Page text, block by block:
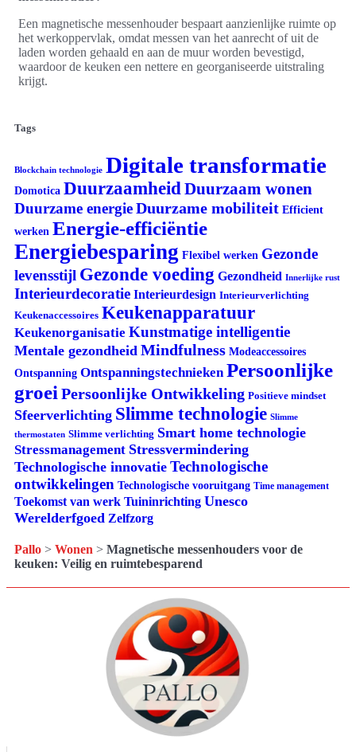
Een magnetische messenhouder bespaart aanzienlijke ruimte op
het werkoppervlak, omdat messen van het aanrecht of uit de
laden worden gehaald en aan de muur worden bevestigd,
waardoor de keuken een nettere en georganiseerde uitstraling
krijgt.
Tags
Blockchain technologie Digitale transformatie
Domotica Duurzaamheid Duurzaam wonen
Duurzame energieDuurzame mobiliteit Efficient
werken Energie-efficiëntie
Energiebesparing Flexibel werken Gezonde
levensstijl Gezonde voeding Gezondheid Innerlijke rust
Interieurdecoratie Interieurdesign Interieurverlichting
Keukenaccessoires Keukenapparatuur
Keukenorganisatie Kunstmatige intelligentie
Mentale gezondheid Mindfulness Modeaccessoires
Ontspanning Ontspanningstechnieken Persoonlijke
groei Persoonlijke Ontwikkeling Positieve mindset
Sfeerverlichting Slimme technologie Slimme
thermostaten Slimme verlichting Smart home technologie
Stressmanagement Stressvermindering
Technologische innovatie Technologische
ontwikkelingen Technologische vooruitgang Time management
Toekomst van werk Tuininrichting Unesco
Werelderfgoed Zelfzorg
Pallo > Wonen > Magnetische messenhouders voor de
keuken: Veilig en ruimtebesparend